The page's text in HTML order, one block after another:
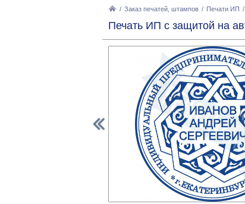
/ Заказ печатей, штампов / Печати ИП /
Печать ИП с защитой на